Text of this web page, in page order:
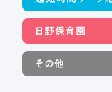
日野保育園
その他